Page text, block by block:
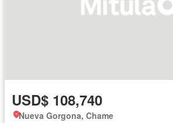
USD$ 108,740
Nueva Gorgona, Chame